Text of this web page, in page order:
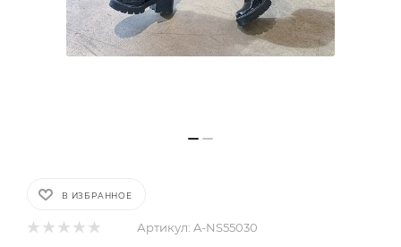
В ИЗБРАННОЕ
Артикул: A-NS55030